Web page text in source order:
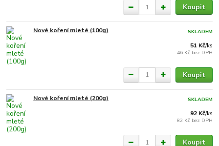
Koupit
Nové koření mleté (100g)
51 Kč/ks
46 Kč bez DPH
SKLADEM
Koupit
Nové koření mleté (200g)
92 Kč/ks
82 Kč bez DPH
SKLADEM
Koupit